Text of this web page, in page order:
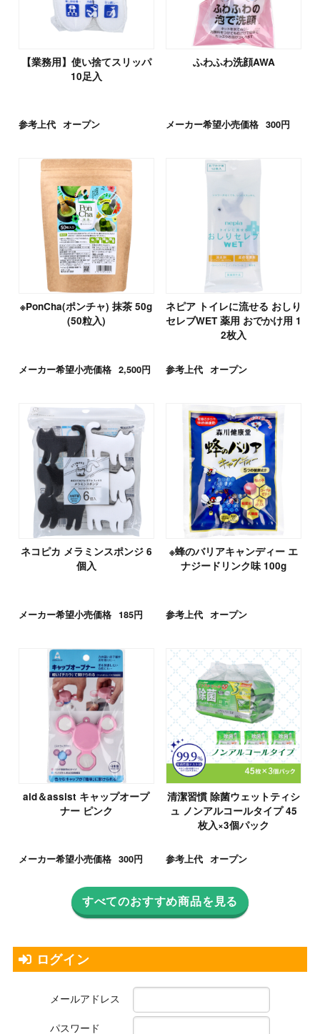
【業務用】使い捨てスリッパ
10足入
参考上代 オープン
ふわふわ洗顔AWA
メーカー希望小売価格 300円
※PonCha(ポンチャ) 抹茶 50g
(50粒入)
メーカー希望小売価格 2,500円
ネピア トイレに流せる おしり
セレブWET 薬用 おでかけ用 1
2枚入
参考上代 オープン
ネコピカ メラミンスポンジ 6
個入
メーカー希望小売価格 185円
※蜂のバリアキャンディー エ
ナジードリンク味 100g
参考上代 オープン
aid＆assist キャップオープ
ナー ピンク
メーカー希望小売価格 300円
清潔習慣 除菌ウェットティシ
ュ ノンアルコールタイプ 45
枚入×3個パック
参考上代 オープン
すべてのおすすめ商品を見る
ログイン
メールアドレス
パスワード